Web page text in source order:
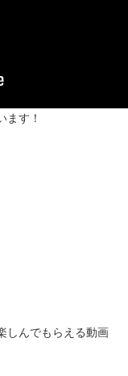
ます！
しんでもらえる動画